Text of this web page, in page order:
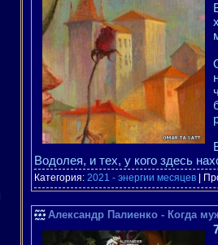
Водолея, и тех, у кого здесь
Категория: 2021 - энергии месяцев |
Александр Палиенко - Когда